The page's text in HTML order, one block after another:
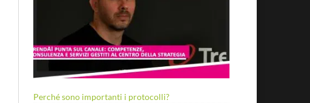
Perché sono importanti i protocolli?